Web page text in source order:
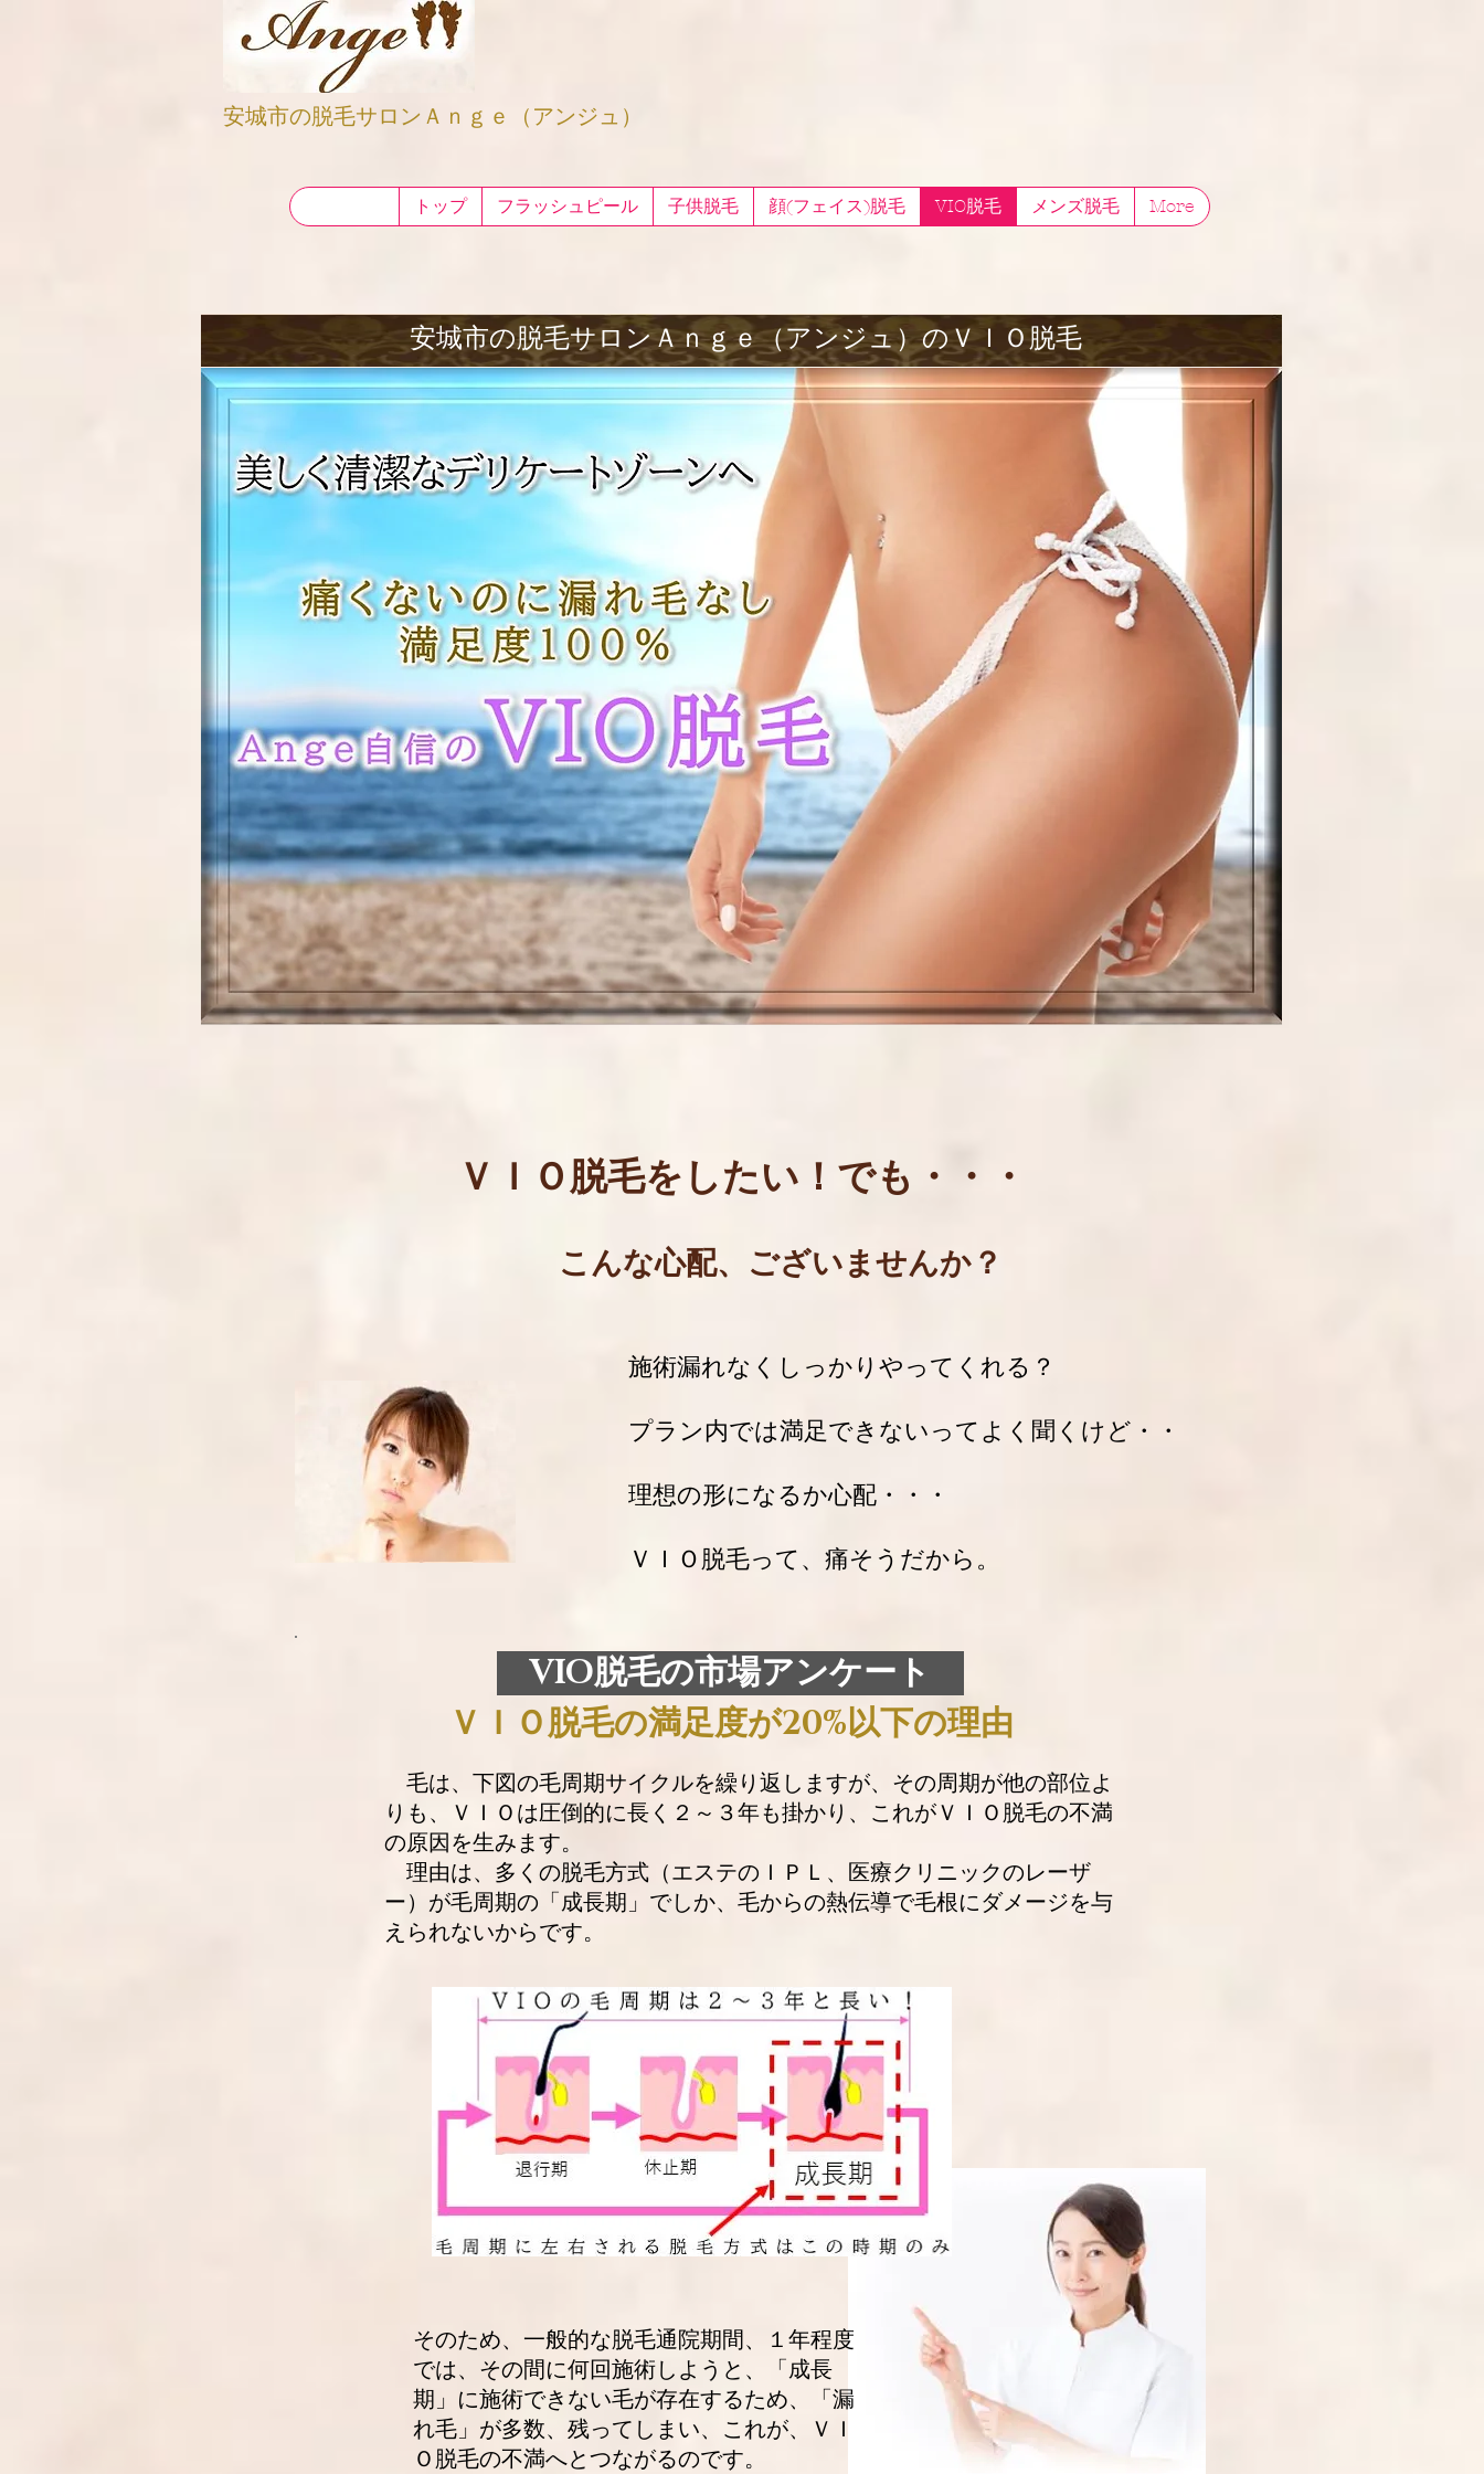
安城市の脱毛サロンＡｎｇｅ（アンジュ）
トップ フラッシュピール 子供脱毛 顔(フェイス)脱毛 VIO脱毛 メンズ脱毛 More
安城市の脱毛サロンＡｎｇｅ（アンジュ）のＶＩＯ脱毛
ＶＩＯ脱毛をしたい！でも・・・
こんな心配、ございませんか？
施術漏れなくしっかりやってくれる？
プラン内では満足できないってよく聞くけど・・
理想の形になるか心配・・・
ＶＩＯ脱毛って、痛そうだから。
VIO脱毛の市場アンケート
ＶＩＯ脱毛の満足度が20%以下の理由
毛は、下図の毛周期サイクルを繰り返しますが、その周期が他の部位よ
りも、ＶＩＯは圧倒的に長く２～３年も掛かり、これがＶＩＯ脱毛の不満
の原因を生みます。
理由は、多くの脱毛方式（エステのＩＰＬ、医療クリニックのレーザ
ー）が毛周期の 「成長期」でしか、毛からの熱伝導で毛根にダメージを与
えられないからです。
そのため、一般的な脱毛通院期間、１年程度
では、その間に何回施術しようと、「成長
期」に施術できない毛が存在するため、「漏
れ毛」が多数、残ってしまい、これが、ＶＩ
Ｏ脱毛の不満へとつながるのです。